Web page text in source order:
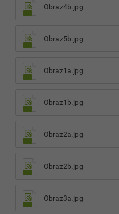
Obraz4b.jpg
Obraz5b.jpg
Obraz1a.jpg
Obraz1b.jpg
Obraz2a.jpg
Obraz2b.jpg
Obraz3a.jpg